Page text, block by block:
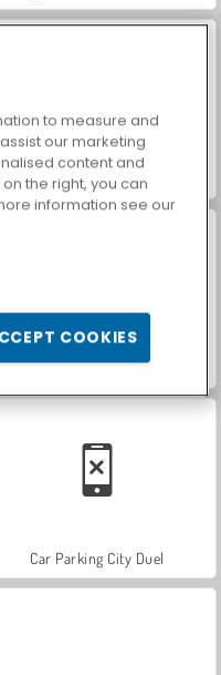
Let's Fish!
World War 2 Shooter
Car Parking City Duel
to measure and
our marketing
content and
the right, you can
information see our
COOKIES